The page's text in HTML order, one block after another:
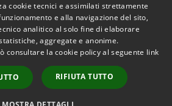
Copyright © 2026 • Comune di
Caramanico Terme • Powered
byMunicipium
Accesso
redazione
cookie tecnici e assimilati strettamente
e alla navigazione del sito,
analitico al solo fine di elaborare
aggregate e anonime.
consultare la cookie policy al seguente link
RIFIUTA TUTTO